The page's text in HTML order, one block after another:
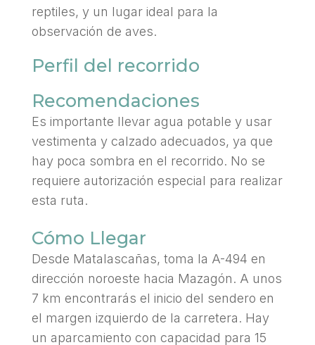
reptiles, y un lugar ideal para la
observación de aves.
Perfil del recorrido
Recomendaciones
Es importante llevar agua potable y usar
vestimenta y calzado adecuados, ya que
hay poca sombra en el recorrido. No se
requiere autorización especial para realizar
esta ruta.
Cómo Llegar
Desde Matalascañas, toma la A-494 en
dirección noroeste hacia Mazagón. A unos
7 km encontrarás el inicio del sendero en
el margen izquierdo de la carretera. Hay
un aparcamiento con capacidad para 15